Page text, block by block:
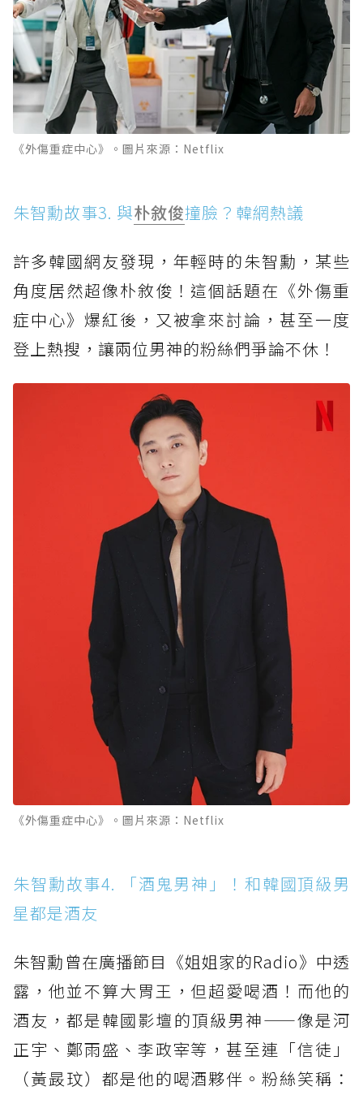
《外傷重症中心》。圖片來源：Netflix
朱智勳故事3. 與朴敘俊撞臉？韓網熱議
許多韓國網友發現，年輕時的朱智勳，某些
角度居然超像朴敘俊！這個話題在《外傷重
症中心》爆紅後，又被拿來討論，甚至一度
登上熱搜，讓兩位男神的粉絲們爭論不休！
《外傷重症中心》。圖片來源：Netflix
朱智勳故事4. 「酒鬼男神」！和韓國頂級男
星都是酒友
朱智勳曾在廣播節目《姐姐家的Radio》中透
露，他並不算大胃王，但超愛喝酒！而他的
酒友，都是韓國影壇的頂級男神——像是河
正宇、鄭雨盛、李政宰等，甚至連「信徒」
（黃晸玟）都是他的喝酒夥伴。粉絲笑稱：